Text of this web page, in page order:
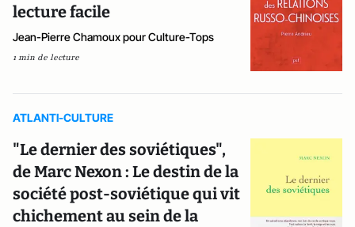
lecture facile
Jean-Pierre Chamoux pour Culture-Tops
1 min de lecture
ATLANTI-CULTURE
"Le dernier des soviétiques",
de Marc Nexon : Le destin de la
société post-soviétique qui vit
chichement au sein de la